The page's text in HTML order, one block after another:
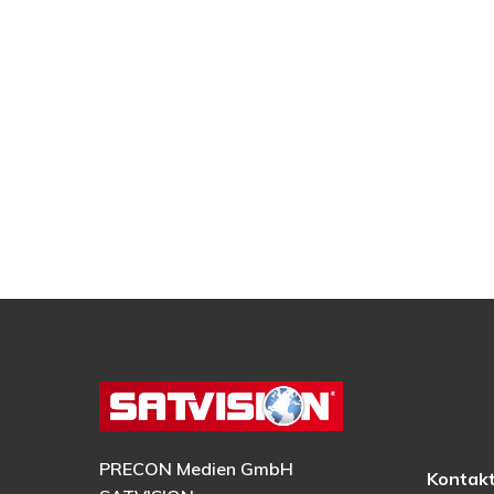
PRECON Medien GmbH